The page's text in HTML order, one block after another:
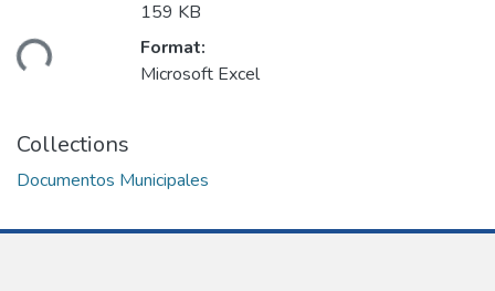
159 KB
Format:
Microsoft Excel
Collections
Documentos Municipales